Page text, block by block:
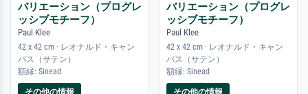
バリエーション（プログレ
ッシブモチーフ）
Paul Klee
42 x 42 cm · レオナルド・キャン
バス（サテン）
額縁: Sinead
その他の情報
バリエーション（プログレ
ッシブモチーフ）
Paul Klee
42 x 42 cm · レオナルド・キャン
バス（サテン）
額縁: Sinead
その他の情報